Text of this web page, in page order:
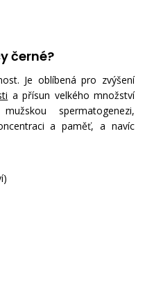
černé?
Je oblíbená pro zvýšení
a přísun velkého množství
spermatogenezi,
a paměť, a navíc